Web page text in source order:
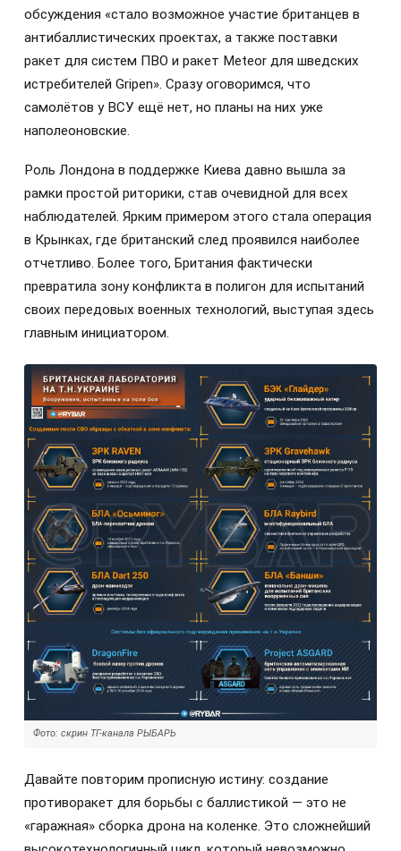
обсуждения «стало возможное участие британцев в
антибаллистических проектах, а также поставки
ракет для систем ПВО и ракет Meteor для шведских
истребителей Gripen». Сразу оговоримся, что
самолётов у ВСУ ещё нет, но планы на них уже
наполеоновские.
Роль Лондона в поддержке Киева давно вышла за
рамки простой риторики, став очевидной для всех
наблюдателей. Ярким примером этого стала операция
в Крынках, где британский след проявился наиболее
отчетливо. Более того, Британия фактически
превратила зону конфликта в полигон для испытаний
своих передовых военных технологий, выступая здесь
главным инициатором.
Фото: скрин ТГ-канала РЫБАРЬ
Давайте повторим прописную истину: создание
противоракет для борьбы с баллистикой — это не
«гаражная» сборка дрона на коленке. Это сложнейший